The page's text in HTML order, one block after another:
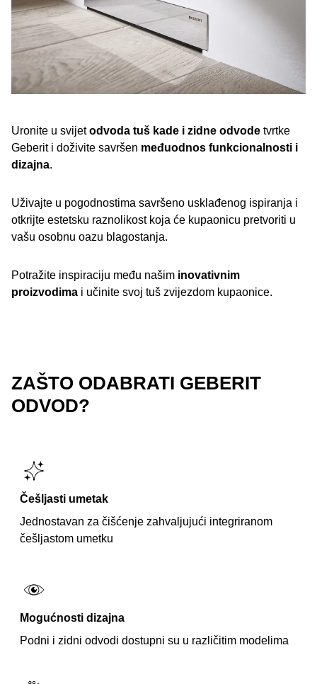
Uronite u svijetodvoda tuš kade i zidne odvode tvrtke
Geberit i doživite savršen međuodnos funkcionalnosti i
dizajna.
Uživajte u pogodnostima savršeno usklađenog ispiranja i
otkrijte estetsku raznolikost koja će kupaonicu pretvoriti u
vašu osobnu oazu blagostanja.
Potražite inspiraciju među našim inovativnim
proizvodima i učinite svoj tuš zvijezdom kupaonice.
ZAŠTO ODABRATI GEBERIT
ODVOD?
Češljasti umetak
Jednostavan za čišćenje zahvaljujući integriranom
češljastom umetku
Mogućnosti dizajna
Podni i zidni odvodi dostupni su u različitim modelima